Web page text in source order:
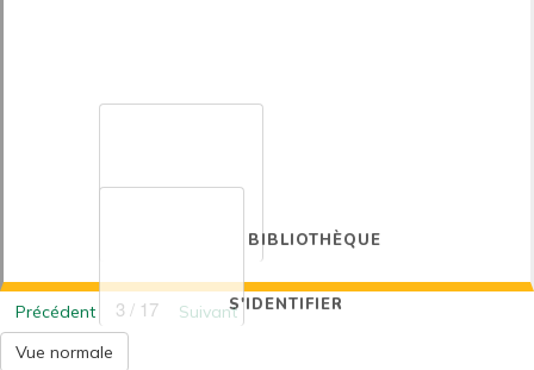
BIBLIOTHÈQUE
S'IDENTIFIER
Précédent 3 / 17
Suivant
Vue normale